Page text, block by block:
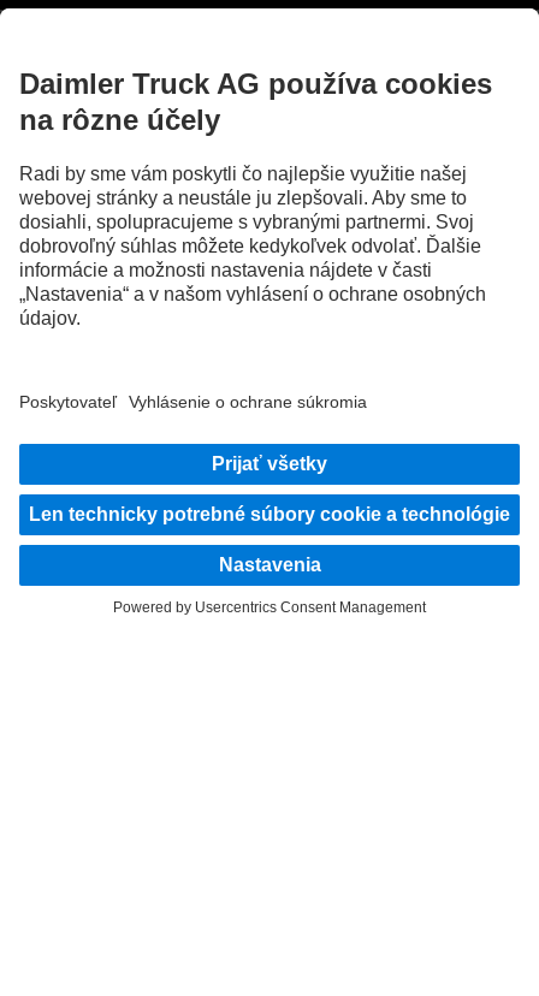
Asistenčné systémy
Obrázky a texty môžu obsahovať aj príslušenstvo a mimoriadnu výbavu, ktoré nie sú
môžu obsahovať aj typy, podporné služby, servis a produkty, ktoré nie sú ponúkané
Ako medzinárodná spoločnosť, Daimler Truck AG považuje rovnosť príležitostí,
rozmanitosť, otvorenosť a rešpekt za svoje základné hodnoty. Ukazujeme to
spôsobom, akým myslíme, konáme a komunikujeme. V zásade všetky zvolené pojmy
prirodzene zahŕňajú všetky rody a identity.